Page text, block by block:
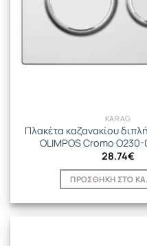
KARAG
Πλακέτα καζανακίου
OLIMPOS Cromo
28.74€
ΠΡΟΣΘΉΚΗ ΣΤΟ